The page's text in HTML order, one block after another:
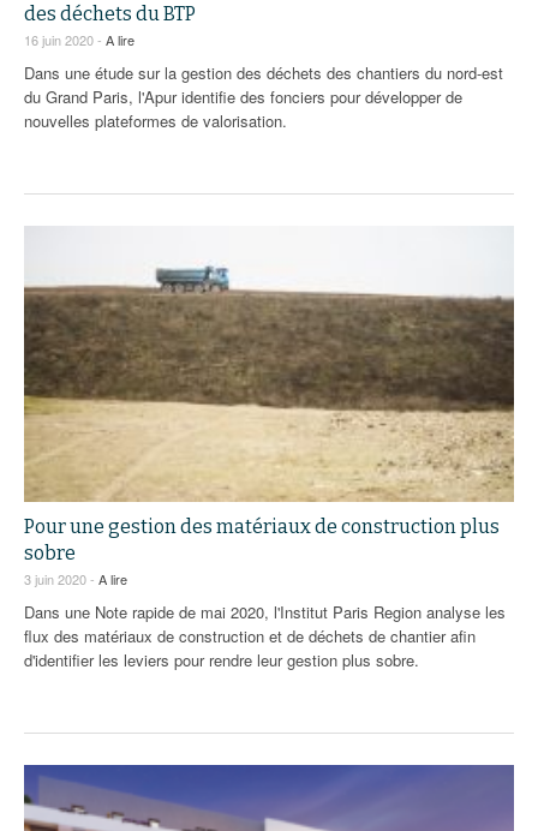
des déchets du BTP
16 juin 2020 - A lire
Dans une étude sur la gestion des déchets des chantiers du nord-est
du Grand Paris, l'Apur identifie des fonciers pour développer de
nouvelles plateformes de valorisation.
Pour une gestion des matériaux de construction plus
sobre
3 juin 2020 - A lire
Dans une Note rapide de mai 2020, l'Institut Paris Region analyse les
flux des matériaux de construction et de déchets de chantier afin
d'identifier les leviers pour rendre leur gestion plus sobre.